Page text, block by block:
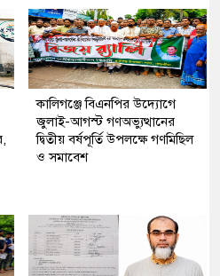
কালিগঞ্জে বিএনপির উদ্যোগে
জুলাই-আগস্ট গণঅভ্যুত্থানের
দ্বিতীয় বর্ষপূর্তি উপলক্ষে গণমিছিল
ও সমাবেশ